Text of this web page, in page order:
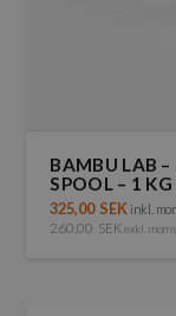
BAMBU LAB
SPOOL – 1
325,00 SEK inkl.
260,00 SEK exkl. moms